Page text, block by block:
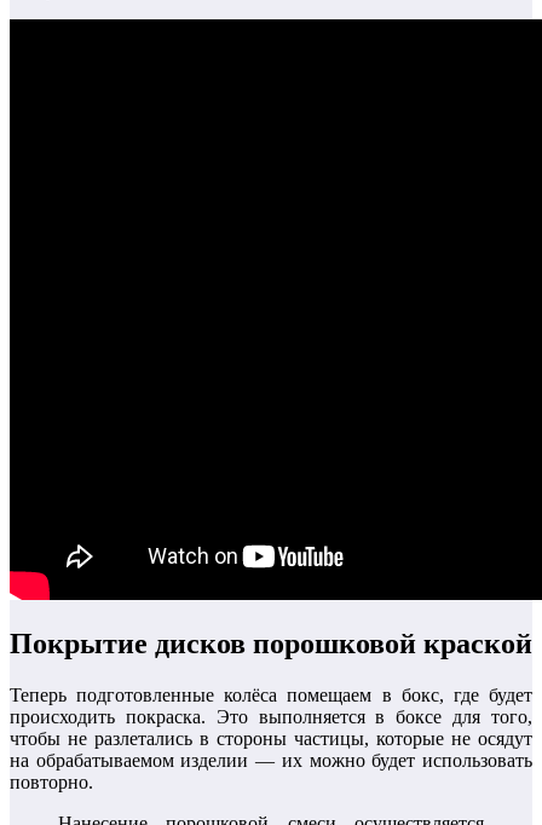
Покрытие дисков порошковой краской
Теперь подготовленные колёса помещаем в бокс, где будет
происходить покраска. Это выполняется в боксе для того,
чтобы не разлетались в стороны частицы, которые не осядут
на обрабатываемом изделии — их можно будет использовать
повторно.